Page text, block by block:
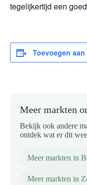
tegelijkertijd een
Toevoegen
Meer markten
Bekijk ook andere
ontdek wat er dit
Meer markten in
Meer markten in